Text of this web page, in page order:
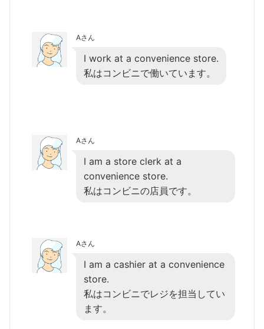
Aさん
I work at a convenience store.
私はコンビニで働いています。
Aさん
I am a store clerk at a
convenience store.
私はコンビニの店員です。
Aさん
I am a cashier at a convenience
store.
私はコンビニでレジを担当してい
ます。